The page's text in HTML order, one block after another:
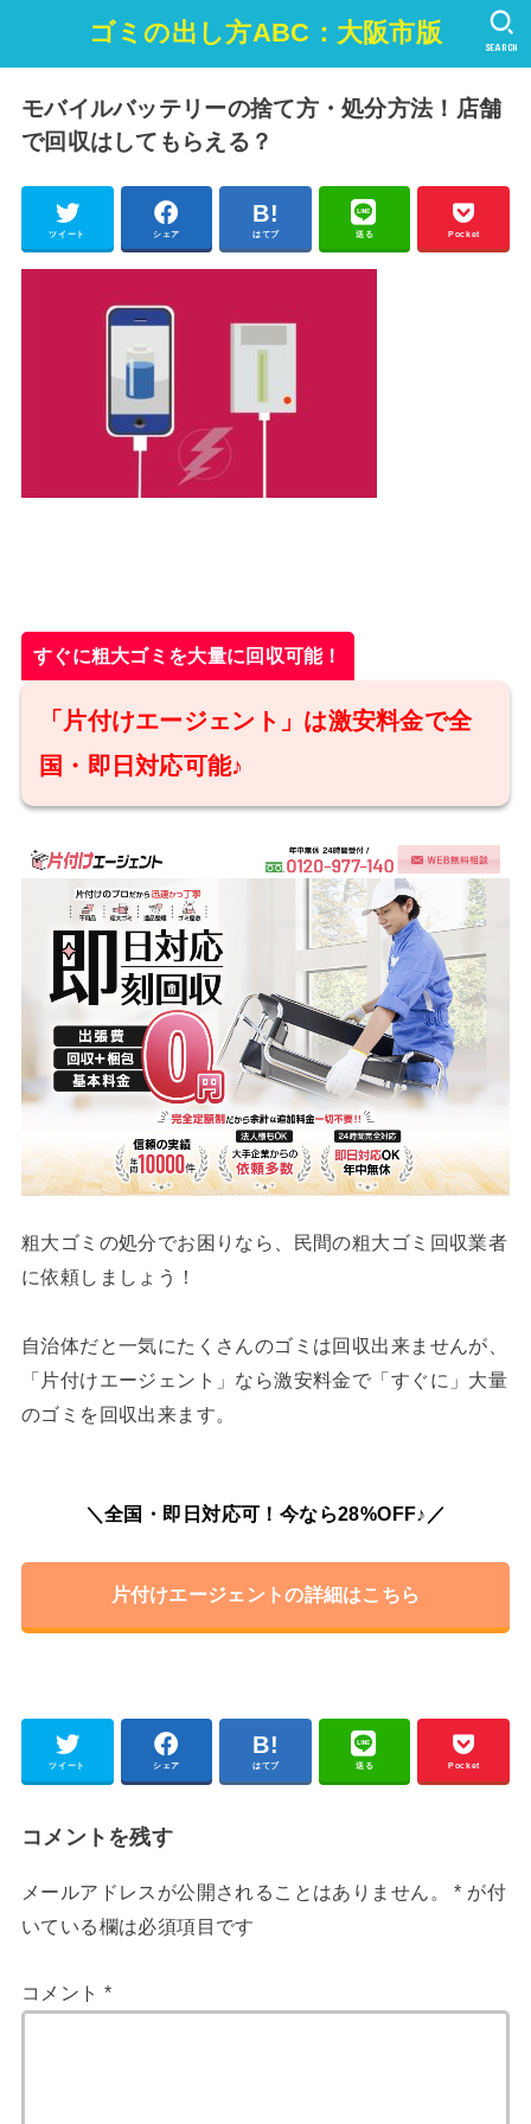
ゴミの出し方ABC：大阪市版 SEARCH
モバイルバッテリーの捨て方・処分方法！店舗
で回収はしてもらえる？
ツイート シェア はてブ 送る Pocket
すぐに粗大ゴミを大量に回収可能！
「片付けエージェント」は激安料金で全
国・即日対応可能♪
粗大ゴミの処分でお困りなら、民間の粗大ゴミ回収業者
に依頼しましょう！
自治体だと一気にたくさんのゴミは回収出来ませんが、
「片付けエージェント」なら激安料金で「すぐに」大量
のゴミを回収出来ます。
＼全国・即日対応可！今なら28%OFF♪／
片付けエージェントの詳細はこちら
ツイート シェア はてブ 送る Pocket
コメントを残す
メールアドレスが公開されることはありません。 * が付
いている欄は必須項目です
コメント *